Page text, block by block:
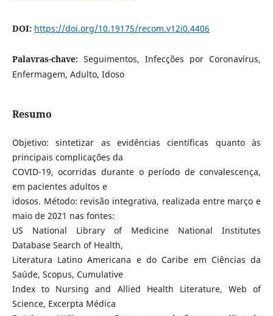
DOI: https://doi.org/10.19175/recom.v12i0.4406
Palavras-chave: Seguimentos, Infecções por Coronavírus,
Enfermagem, Adulto, Idoso
Resumo
Objetivo: sintetizar as evidências científicas quanto às
principais complicações da
COVID-19, ocorridas durante o período de convalescença,
em pacientes adultos e
idosos. Método: revisão integrativa, realizada entre março e
maio de 2021 nas fontes:
US National Library of Medicine National Institutes
Database Search of Health,
Literatura Latino Americana e do Caribe em Ciências da
Saúde, Scopus, Cumulative
Index to Nursing and Allied Health Literature, Web of
Science, Excerpta Médica